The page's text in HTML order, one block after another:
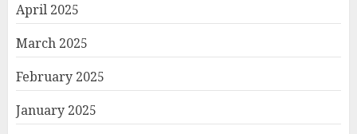
April 2025
March 2025
February 2025
January 2025